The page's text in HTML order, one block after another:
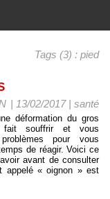
Tags (3) : pied
| 13/02/2017| santé
déformation du gros
souffrir et vous
pour vous
de réagir. Voici ce
avant de consulter
appelé « oignon » est